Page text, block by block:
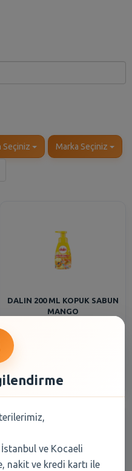
Seçiniz Marka Seçiniz
DALIN 200 ML KOPUK SABUN
MANGO
ve Kocaeli
nakit ve kredi kartı ile